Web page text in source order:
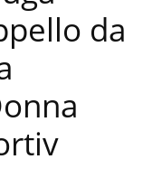
da